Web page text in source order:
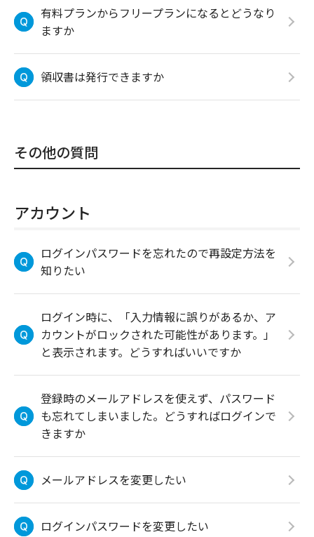
有料プランからフリープランになるとどうなり
ますか
領収書は発行できますか
その他の質問
アカウント
ログインパスワードを忘れたので再設定方法を
知りたい
ログイン時に、「入力情報に誤りがあるか、ア
カウントがロックされた可能性があります。」
と表示されます。どうすればいいですか
登録時のメールアドレスを使えず、パスワード
も忘れてしまいました。どうすればログインで
きますか
メールアドレスを変更したい
ログインパスワードを変更したい